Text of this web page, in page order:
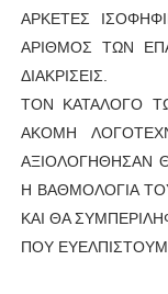
ΑΡΚΕΤΕΣ
ΑΡΙΘΜΟΣ ΤΩΝ
ΔΙΑΚΡΙΣΕΙΣ.
ΤΟΝ ΚΑΤΑΛΟΓΟ
ΑΚΟΜΗ
ΑΞΙΟΛΟΓΗΘΗΣΑΝ
Η ΒΑΘΜΟΛΟΓΙΑ
ΚΑΙ ΘΑ
ΠΟΥ